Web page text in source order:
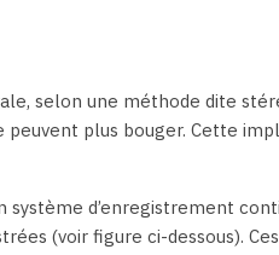
selon une méthode dite
plus bouger. Cette
d’enregistrement
(voir figure ci-dessous).